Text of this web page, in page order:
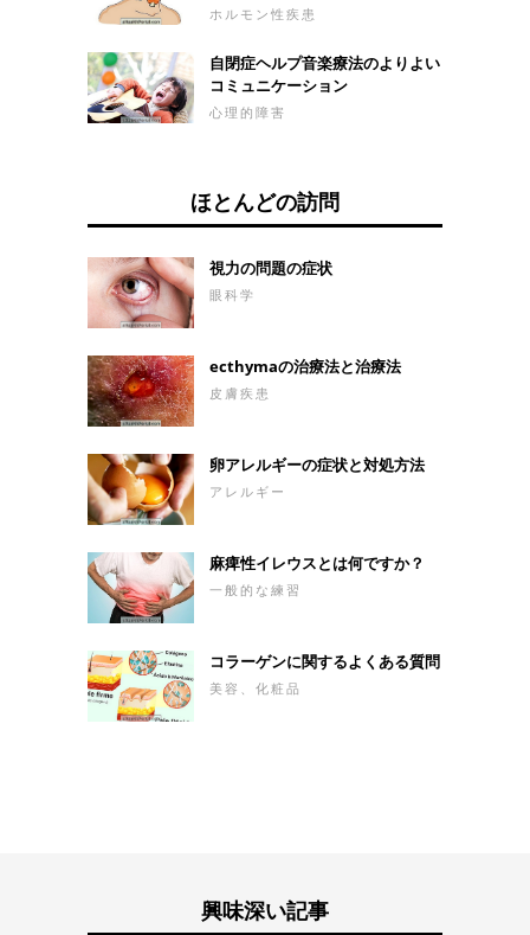
ホルモン性疾患
自閉症ヘルプ音楽療法のよりよい
コミュニケーション
心理的障害
ほとんどの訪問
視力の問題の症状
眼科学
ecthymaの治療法と治療法
皮膚疾患
卵アレルギーの症状と対処方法
アレルギー
麻痺性イレウスとは何ですか？
一般的な練習
コラーゲンに関するよくある質問
美容、化粧品
興味深い記事